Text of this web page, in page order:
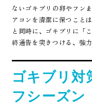
ないゴキブリの卵やフン
アコンを清潔に保つこと
と同時に、ゴキブリに「
終通告を突きつける、強
ゴキブリ対
フシーズン